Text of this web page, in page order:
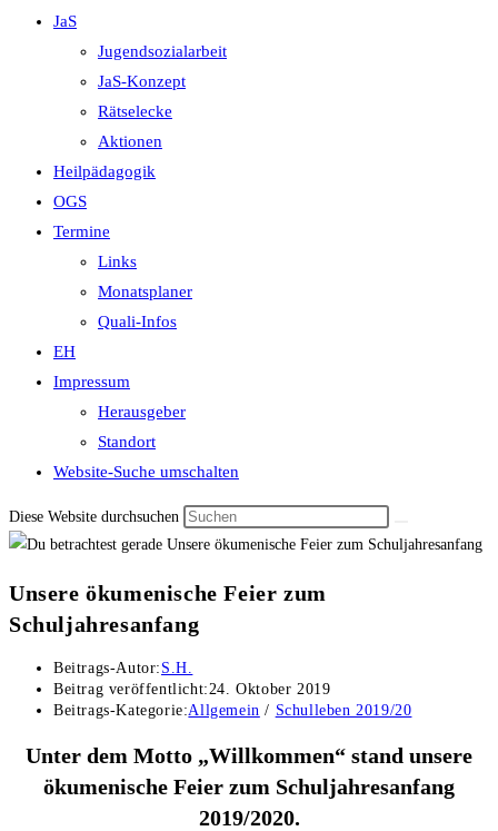
JaS
Jugendsozialarbeit
JaS-Konzept
Rätselecke
Aktionen
Heilpädagogik
OGS
Termine
Links
Monatsplaner
Quali-Infos
EH
Impressum
Herausgeber
Standort
Website-Suche umschalten
Diese Website durchsuchen
Unsere ökumenische Feier zum
Schuljahresanfang
Beitrags-Autor: S.H.
Beitrag veröffentlicht:24. Oktober 2019
Beitrags-Kategorie:Allgemein / Schulleben 2019/20
Unter dem Motto „Willkommen“ stand unsere
ökumenische Feier zum Schuljahresanfang
2019/2020.